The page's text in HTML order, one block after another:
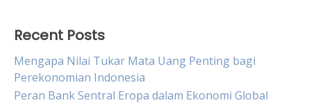
Recent Posts
Mengapa Nilai Tukar Mata Uang Penting bagi
Perekonomian Indonesia
Peran Bank Sentral Eropa dalam Ekonomi Global